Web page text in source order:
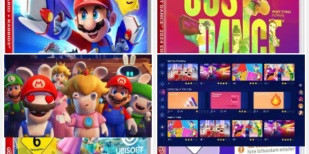
UBISOFT
Mario + Rabbids® Sparks of
Hope
Nintendo Switch Plattform
ab 6 Jahren
USK-Freigabe
Ubisoft
Publisher
UBISOFT
NSW Just Dance 2024
Edition (Code in a box)
Nintendo Switch Plattform
ab 0 Jahren USK-Freigabe
Ubisoft Publisher